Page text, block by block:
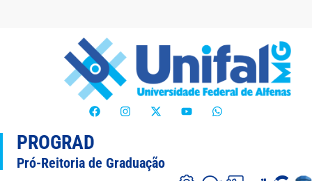
PROGRAD
Pró-Reitoria de Graduação